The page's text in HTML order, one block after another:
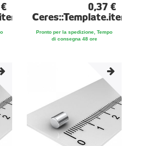
0,37 €
Pronto per la spedizione, Tempo
di consegna 48 ore